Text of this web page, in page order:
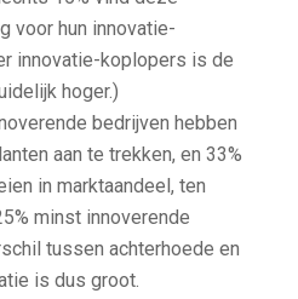
voor hun innovatie-
innovatie-koplopers is de
hoger.)
bedrijven hebben
aan te trekken, en 33%
in marktaandeel, ten
minst innoverende
tussen achterhoede en
is dus groot.